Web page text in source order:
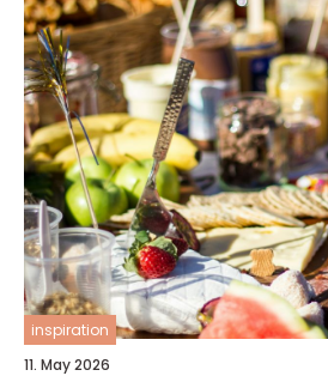
inspiration
11. May 2026